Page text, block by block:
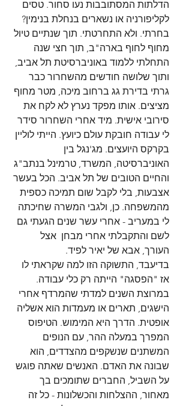
הדלתות המסתובבות נעו סחור. טסים
לקליפורניה או נשארים בנחלת בנימין?
בחרתי. ולא התחרטתי. תוך שנתיים טיול
מחוף לחוף בארה"ב, תוך חצי שנה
התחלתי ללמוד באוניברסיטת תל אביב,
ותוך שלושה חודשים מהשחרור כבר
גרתי בדירת גג ברחוב מיכה, מטר מחוף
מציצים. אותו מפקד נערץ לא לקח את
סירובי אישית. מיד אחרי השחרור סידר
לי עבודה חובקת עולם כיועץ. הייתי לוליין
בקרקס היועצים. מג'נגל בין
האוניברסיטה, המשרד, טרמינל בנתב"ג
והחיים הטובים של תל אביב. הכל בעשר
אצבעות, בלי לקבל שום תמיכה כספית
מהמשפחה. כן, ולגבי המשרה שחיכתה
לי במעריב - אחרי עשר שנים הגעתי גם
לשם והתקבלתי אחרי מבחן  אצל
העורך, אבא של יאיר לפיד.
בדיעבד, התשוקה הזו למה שקראתי לו
אז "הפסגה" הייתה רק כלי עבודה.
במרוצת השנים למדתי שהמרדף אחרי
הישגים, תארים או מעמדות הוא אשליה
אופטית. הדרך היא המימוש. הטיפוס
המפרך במעלה ההר, עם הנופים
המשתנים שנשקפים מהצדדים, הוא
שבונה את האדם. האנשים שאתה פוגש
על השביל, החברים שתומכים בך
מאחור, ההצלחות והכשלונות - כל זה